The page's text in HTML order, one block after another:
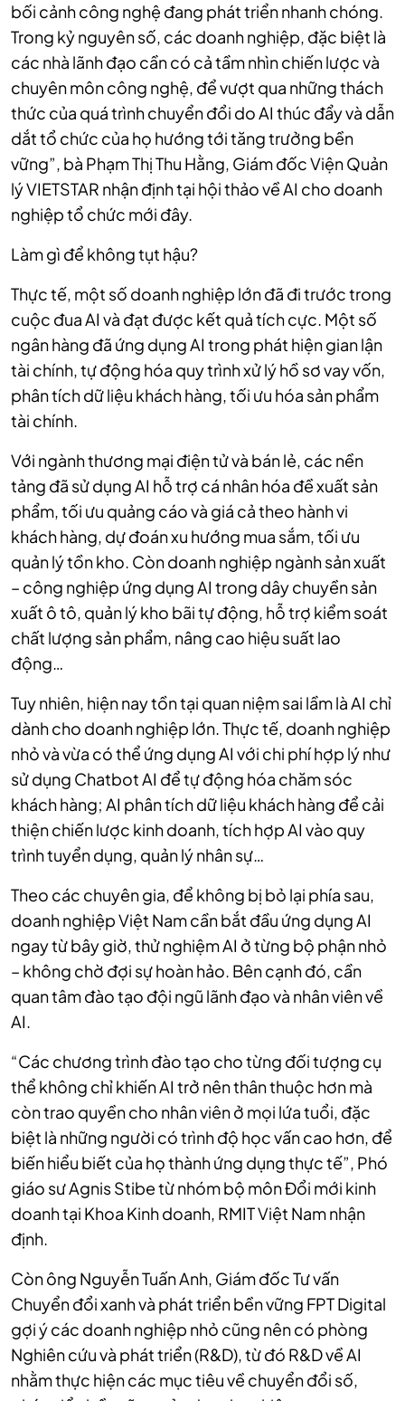
bối cảnh công nghệ đang phát triển nhanh chóng.
Trong kỷ nguyên số, các doanh nghiệp, đặc biệt là
các nhà lãnh đạo cần có cả tầm nhìn chiến lược và
chuyên môn công nghệ, để vượt qua những thách
thức của quá trình chuyển đổi do AI thúc đẩy và dẫn
dắt tổ chức của họ hướng tới tăng trưởng bền
vững”, bà Phạm Thị Thu Hằng, Giám đốc Viện Quản
lý VIETSTAR nhận định tại hội thảo về AI cho doanh
nghiệp tổ chức mới đây.
Làm gì để không tụt hậu?
Thực tế, một số doanh nghiệp lớn đã đi trước trong
cuộc đua AI và đạt được kết quả tích cực. Một số
ngân hàng đã ứng dụng AI trong phát hiện gian lận
tài chính, tự động hóa quy trình xử lý hồ sơ vay vốn,
phân tích dữ liệu khách hàng, tối ưu hóa sản phẩm
tài chính.
Với ngành thương mại điện tử và bán lẻ, các nền
tảng đã sử dụng AI hỗ trợ cá nhân hóa đề xuất sản
phẩm, tối ưu quảng cáo và giá cả theo hành vi
khách hàng, dự đoán xu hướng mua sắm, tối ưu
quản lý tồn kho. Còn doanh nghiệp ngành sản xuất
– công nghiệp ứng dụng AI trong dây chuyền sản
xuất ô tô, quản lý kho bãi tự động, hỗ trợ kiểm soát
chất lượng sản phẩm, nâng cao hiệu suất lao
động…
Tuy nhiên, hiện nay tồn tại quan niệm sai lầm là AI chỉ
dành cho doanh nghiệp lớn. Thực tế, doanh nghiệp
nhỏ và vừa có thể ứng dụng AI với chi phí hợp lý như
sử dụng Chatbot AI để tự động hóa chăm sóc
khách hàng; AI phân tích dữ liệu khách hàng để cải
thiện chiến lược kinh doanh, tích hợp AI vào quy
trình tuyển dụng, quản lý nhân sự…
Theo các chuyên gia, để không bị bỏ lại phía sau,
doanh nghiệp Việt Nam cần bắt đầu ứng dụng AI
ngay từ bây giờ, thử nghiệm AI ở từng bộ phận nhỏ
– không chờ đợi sự hoàn hảo. Bên cạnh đó, cần
quan tâm đào tạo đội ngũ lãnh đạo và nhân viên về
AI.
“Các chương trình đào tạo cho từng đối tượng cụ
thể không chỉ khiến AI trở nên thân thuộc hơn mà
còntrao quyền cho nhân viên ở mọi lứa tuổi, đặc
biệt là những người có trình độ học vấn cao hơn, để
biếnhiểu biết của họ thành ứng dụng thực tế”, Phó
giáo sưAgnis Stibe từ nhóm bộ môn Đổi mới kinh
doanh tại Khoa Kinh doanh, RMIT Việt Nam nhận
định.
Còn ông Nguyễn Tuấn Anh, Giám đốc Tư vấn
Chuyển đổi xanh và phát triển bền vững FPT Digital
gợi ý các doanh nghiệp nhỏ cũng nên có phòng
Nghiên cứu và phát triển (R&D), từ đó R&D về AI
nhằm thực hiện các mục tiêu về chuyển đổi số,